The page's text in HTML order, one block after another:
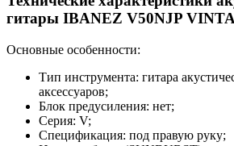
гитары IBANEZ V50NJP
Основные особенности:
Тип инструмента: гитара
аксессуаров;
Блок предусиления: нет;
Серия: V;
Спецификация: под правую руку;